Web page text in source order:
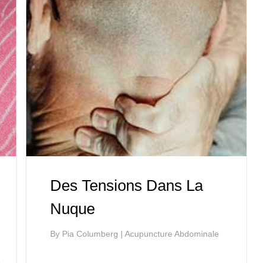
Des Tensions Dans La
Nuque
By Pia Columberg | Acupuncture Abdominale